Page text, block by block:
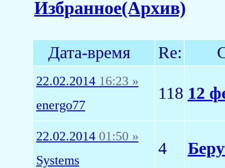
Избранное(Архив)
Дата-время Re:
22.02.2014 16:23 »
energo77
118 12
22.02.2014 01:50 »
Systems
4